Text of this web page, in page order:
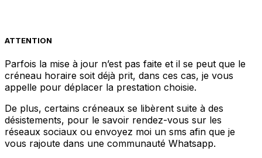
ATTENTION
Parfois la mise à jour n’est pas faite et il se peut que le
créneau horaire soit déjà prit, dans ces cas, je vous
appelle pour déplacer la prestation choisie.
De plus, certains créneaux se libèrent suite à des
désistements, pour le savoir rendez-vous sur les
réseaux sociaux ou envoyez moi un sms afin que je
vous rajoute dans une communauté Whatsapp.